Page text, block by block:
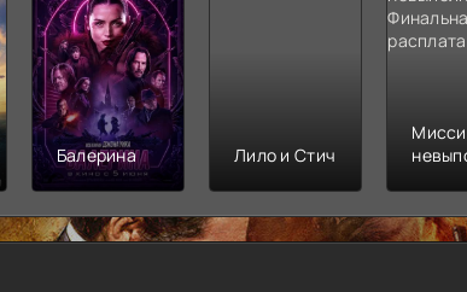
Балерина Лило и Стич